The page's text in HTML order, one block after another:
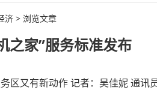
济 > 浏览文章
之家”服务标准发布
又有新动作 记者：吴佳妮 通讯